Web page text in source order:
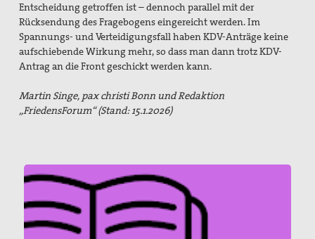
Entscheidung getroffen ist – dennoch parallel mit der
Rücksendung des Fragebogens eingereicht werden. Im
Spannungs- und Verteidigungsfall haben KDV-Anträge keine
aufschiebende Wirkung mehr, so dass man dann trotz KDV-
Antrag an die Front geschickt werden kann.
Martin Singe, pax christi Bonn und Redaktion
„FriedensForum“ (Stand: 15.1.2026)